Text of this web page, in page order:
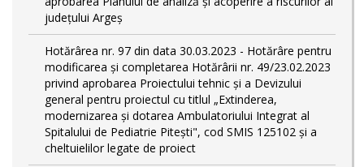
județului Argeș
Hotărârea nr. 97 din data 30.03.2023 - Hotărâre pentru
modificarea și completarea Hotărârii nr. 49/23.02.2023
privind aprobarea Proiectului tehnic și a Devizului
general pentru proiectul cu titlul „Extinderea,
modernizarea și dotarea Ambulatoriului Integrat al
Spitalului de Pediatrie Pitești", cod SMIS 125102 și a
cheltuielilor legate de proiect